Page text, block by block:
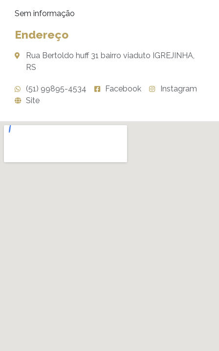
Sem informação
Endereço
Rua Bertoldo huff 31 bairro viaduto IGREJINHA,
RS
(51) 99895-4534 Facebook
Instagram
Site